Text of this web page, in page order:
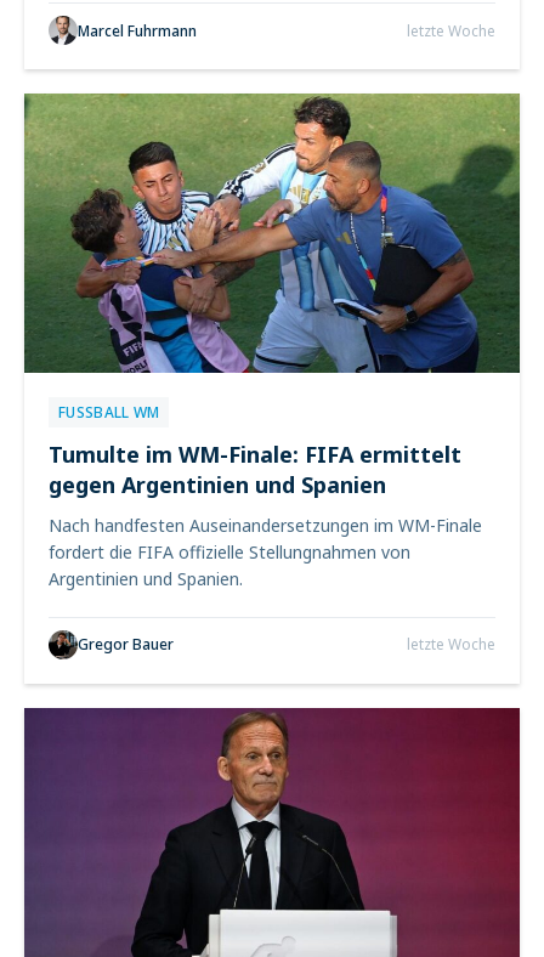
Marcel Fuhrmann letzte Woche
FUSSBALL WM
Tumulte im WM-Finale: FIFA ermittelt
gegen Argentinien und Spanien
Nach handfesten Auseinandersetzungen im WM-Finale
fordert die FIFA offizielle Stellungnahmen von
Argentinien und Spanien.
Gregor Bauer letzte Woche